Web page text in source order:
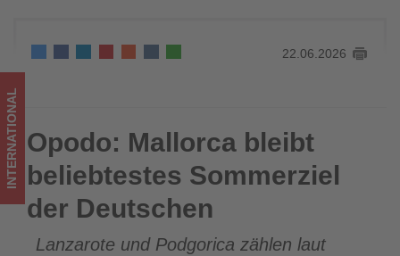
Wissen,
was
im
Tourismus
los
ist!
22.06.2026
Opodo: Mallorca bleibt beliebtestes Sommerziel der
Deutschen
INTERNATIONAL Opodo: Mallorca bleibt
beliebtestes Sommerziel
der Deutschen
Lanzarote und Podgorica zählen laut